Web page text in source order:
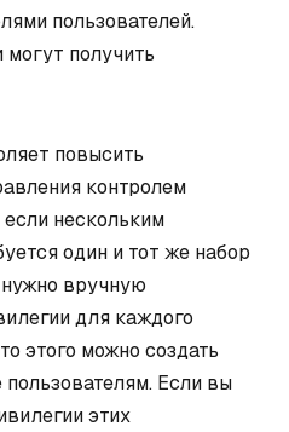
пользователей.
могут получить
повысить
контролем
нескольким
один и тот же набор
вручную
для каждого
этого можно создать
пользователям. Если вы
этих